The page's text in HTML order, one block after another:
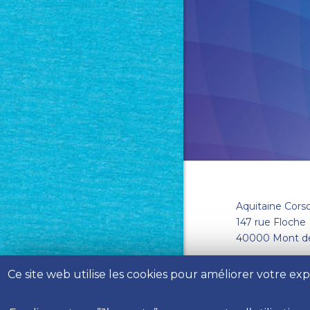
Aquitaine
147 rue Floche
40000 Mont
Email : accès
Ce site web utilise les cookies pour améliorer votre